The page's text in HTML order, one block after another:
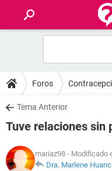
FOROS
SALUD
NUTRICIÓN
Foros
Tema Anterior
Tuve relaciones sin
mariaz98 - Modificado
Dra. Marlene